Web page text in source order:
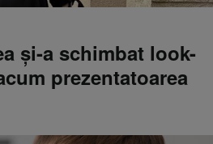
și-a schimbat look-
prezentatoarea